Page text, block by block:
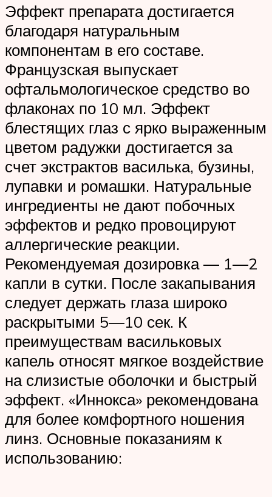
Эффект препарата достигается
благодаря натуральным
компонентам в его составе.
Французская выпускает
офтальмологическое средство во
флаконах по 10 мл. Эффект
блестящих глаз с ярко выраженным
цветом радужки достигается за
счет экстрактов василька, бузины,
лупавки и ромашки. Натуральные
ингредиенты не дают побочных
эффектов и редко провоцируют
аллергические реакции.
Рекомендуемая дозировка — 1—2
капли в сутки. После закапывания
следует держать глаза широко
раскрытыми 5—10 сек. К
преимуществам васильковых
капель относят мягкое воздействие
на слизистые оболочки и быстрый
эффект. «Иннокса» рекомендована
для более комфортного ношения
линз. Основные показаниям к
использованию: